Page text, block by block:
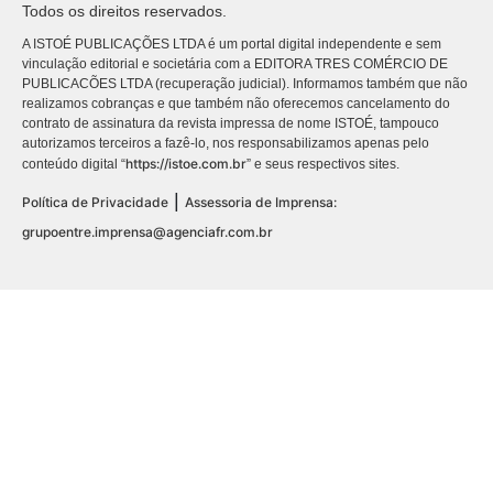
Todos os direitos reservados.
A ISTOÉ PUBLICAÇÕES LTDA é um portal digital independente e sem
vinculação editorial e societária com a EDITORA TRES COMÉRCIO DE
PUBLICACÕES LTDA (recuperação judicial). Informamos também que não
realizamos cobranças e que também não oferecemos cancelamento do
contrato de assinatura da revista impressa de nome ISTOÉ, tampouco
autorizamos terceiros a fazê-lo, nos responsabilizamos apenas pelo
conteúdo digital “https://istoe.com.br” e seus respectivos sites.
Política de Privacidade | Assessoria de Imprensa:
grupoentre.imprensa@agenciafr.com.br